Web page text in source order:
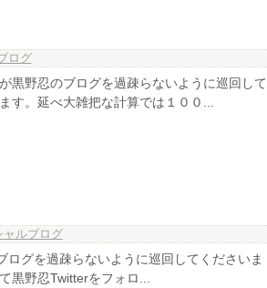
ログ
黒野忍のブログを過疎らないように巡回して
す。延べ大雑把な計算では１００...
ャルブログ
グを過疎らないように巡回してくださいま
黒野忍Twitterをフォロ...